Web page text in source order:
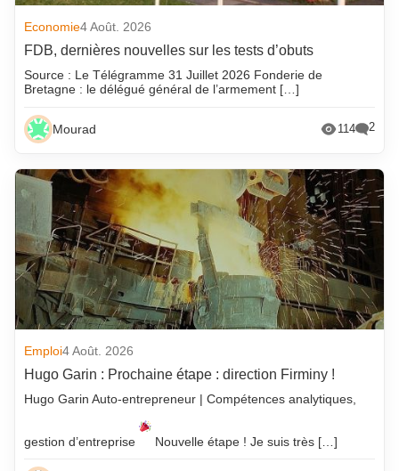
Economie4 Août. 2026
FDB, dernières nouvelles sur les tests d’obuts
Source : Le Télégramme 31 Juillet 2026 Fonderie de
Bretagne : le délégué général de l’armement […]
Mourad 114 2
Emploi4 Août. 2026
Hugo Garin : Prochaine étape : direction Firminy !
Hugo Garin Auto-entrepreneur | Compétences analytiques,
gestion d’entreprise Nouvelle étape ! Je suis très […]